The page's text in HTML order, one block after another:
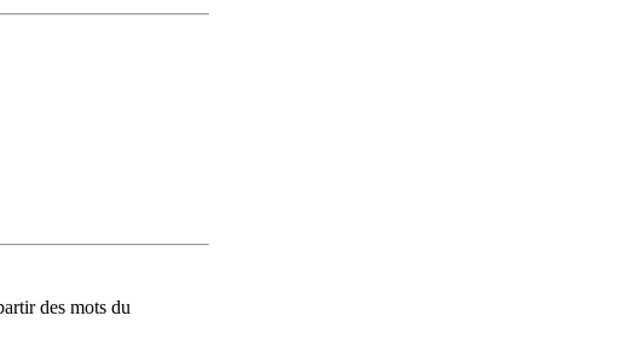
des mots du